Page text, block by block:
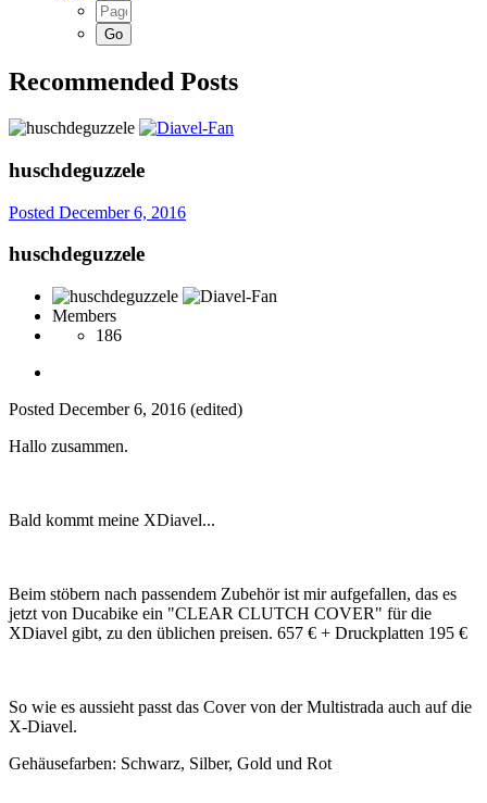
Recommended Posts
huschdeguzzele
Posted December 6, 2016
huschdeguzzele
Members
186
Posted December 6, 2016 (edited)
Hallo zusammen.
Bald kommt meine XDiavel...
Beim stöbern nach passendem Zubehör ist mir aufgefallen, das es
jetzt von Ducabike ein "CLEAR CLUTCH COVER" für die
XDiavel gibt, zu den üblichen preisen. 657 € + Druckplatten 195 €
So wie es aussieht passt das Cover von der Multistrada auch auf die
X-Diavel.
Gehäusefarben: Schwarz, Silber, Gold und Rot